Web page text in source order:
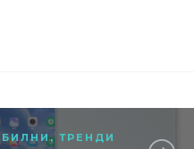
,ТРЕНДИ